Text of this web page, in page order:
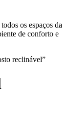
os espaços da
de conforto e
reclinável”